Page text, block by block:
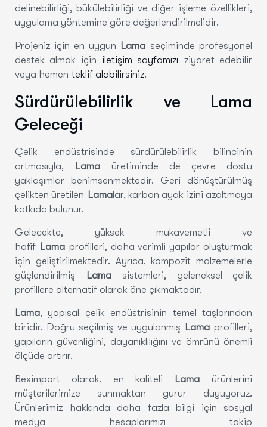
delinebilirliği, bükülebilirliği ve diğer işleme özellikleri,
uygulama yöntemine göre değerlendirilmelidir.
Projeniz için en uygun Lama seçiminde profesyonel
destek almak için iletişim sayfamızı ziyaret edebilir
veya hemen teklif alabilirsiniz.
Sürdürülebilirlik ve Lama
Geleceği
Çelik endüstrisinde sürdürülebilirlik bilincinin
artmasıyla,
Lama üretiminde de çevre dostu
yaklaşımlar benimsenmektedir. Geri dönüştürülmüş
çelikten üretilen Lamalar, karbon ayak izini azaltmaya
katkıda bulunur.
Gelecekte, yüksek mukavemetli ve
hafif Lamaprofilleri, daha verimli yapılar oluşturmak
için geliştirilmektedir. Ayrıca, kompozit malzemelerle
güçlendirilmiş
Lamasistemleri, geleneksel çelik
profillere alternatif olarak öne çıkmaktadır.
Lama, yapısal çelik endüstrisinin temel taşlarından
biridir. Doğru seçilmiş ve uygulanmış Lamaprofilleri,
yapıların güvenliğini, dayanıklılığını ve ömrünü önemli
ölçüde artırır.
Beximport olarak, en kaliteli Lama ürünlerini
müşterilerimize sunmaktan gurur duyuyoruz.
Ürünlerimiz hakkında daha fazla bilgi için sosyal
medya hesaplarımızı takip